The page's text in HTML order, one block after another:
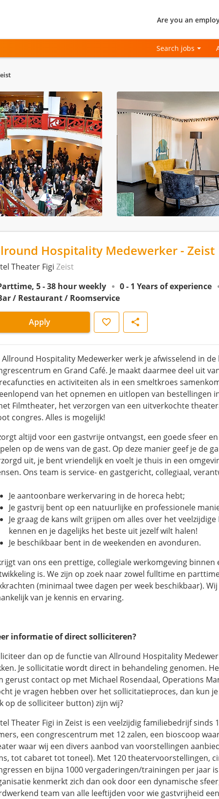
Are you an
Search jobs
Hospitality Medewerker - Zeist
Theater Figi Zeist
5 - 38 hour weekly
0 - 1 Years of experience
/ Restaurant / Roomservice
Apply Save Share
Allround Hospitality Medewerker werk je afwisselend in
en Grand Café. Je maakt daarmee deel uit
en activiteiten als in een smeltkroes
van het opnemen en uitlopen van bestellingen
Filmtheater, het verzorgen van een uitverkochte
congres. Alles is mogelijk!
altijd voor een gastvrije ontvangst, een goede sfeer
op de wens van de gast. Op deze manier geef je de
uit, je bent vriendelijk en voelt je thuis in een
Ons team is service- en gastgericht, collegiaal,
Je aantoonbare werkervaring in de horeca hebt;
Je gastvrij bent op een natuurlijke en professionele
Je graag de kans wilt grijpen om alles over het
kennen en je dagelijks het beste uit jezelf wilt halen!
Je beschikbaar bent in de weekenden en avonduren.
van ons een prettige, collegiale werkomgeving
is. We zijn op zoek naar zowel fulltime en
(minimaal twee dagen per week beschikbaar).
van je kennis en ervaring.
informatie of direct solliciteren?
dan op de functie van Allround Hospitality
Je sollicitatie wordt direct in behandeling genomen.
gerust contact op met Michael Rosendaal, Operations
je vragen hebben over het sollicitatieproces, dan kun
op de solliciteer button) zijn wij?
Theater Figi in Zeist is een veelzijdig familiebedrijf
een congrescentrum met 12 zalen, een bioscoop
waar wij een divers aanbod van voorstellingen
tot cabaret tot toneel). Met 120 theatervoorstellingen,
en bijna 1000 vergaderingen/trainingen per jaar
kenmerkt zich dan ook door een dynamische
team van alle leeftijden voor wie gastvrijheid